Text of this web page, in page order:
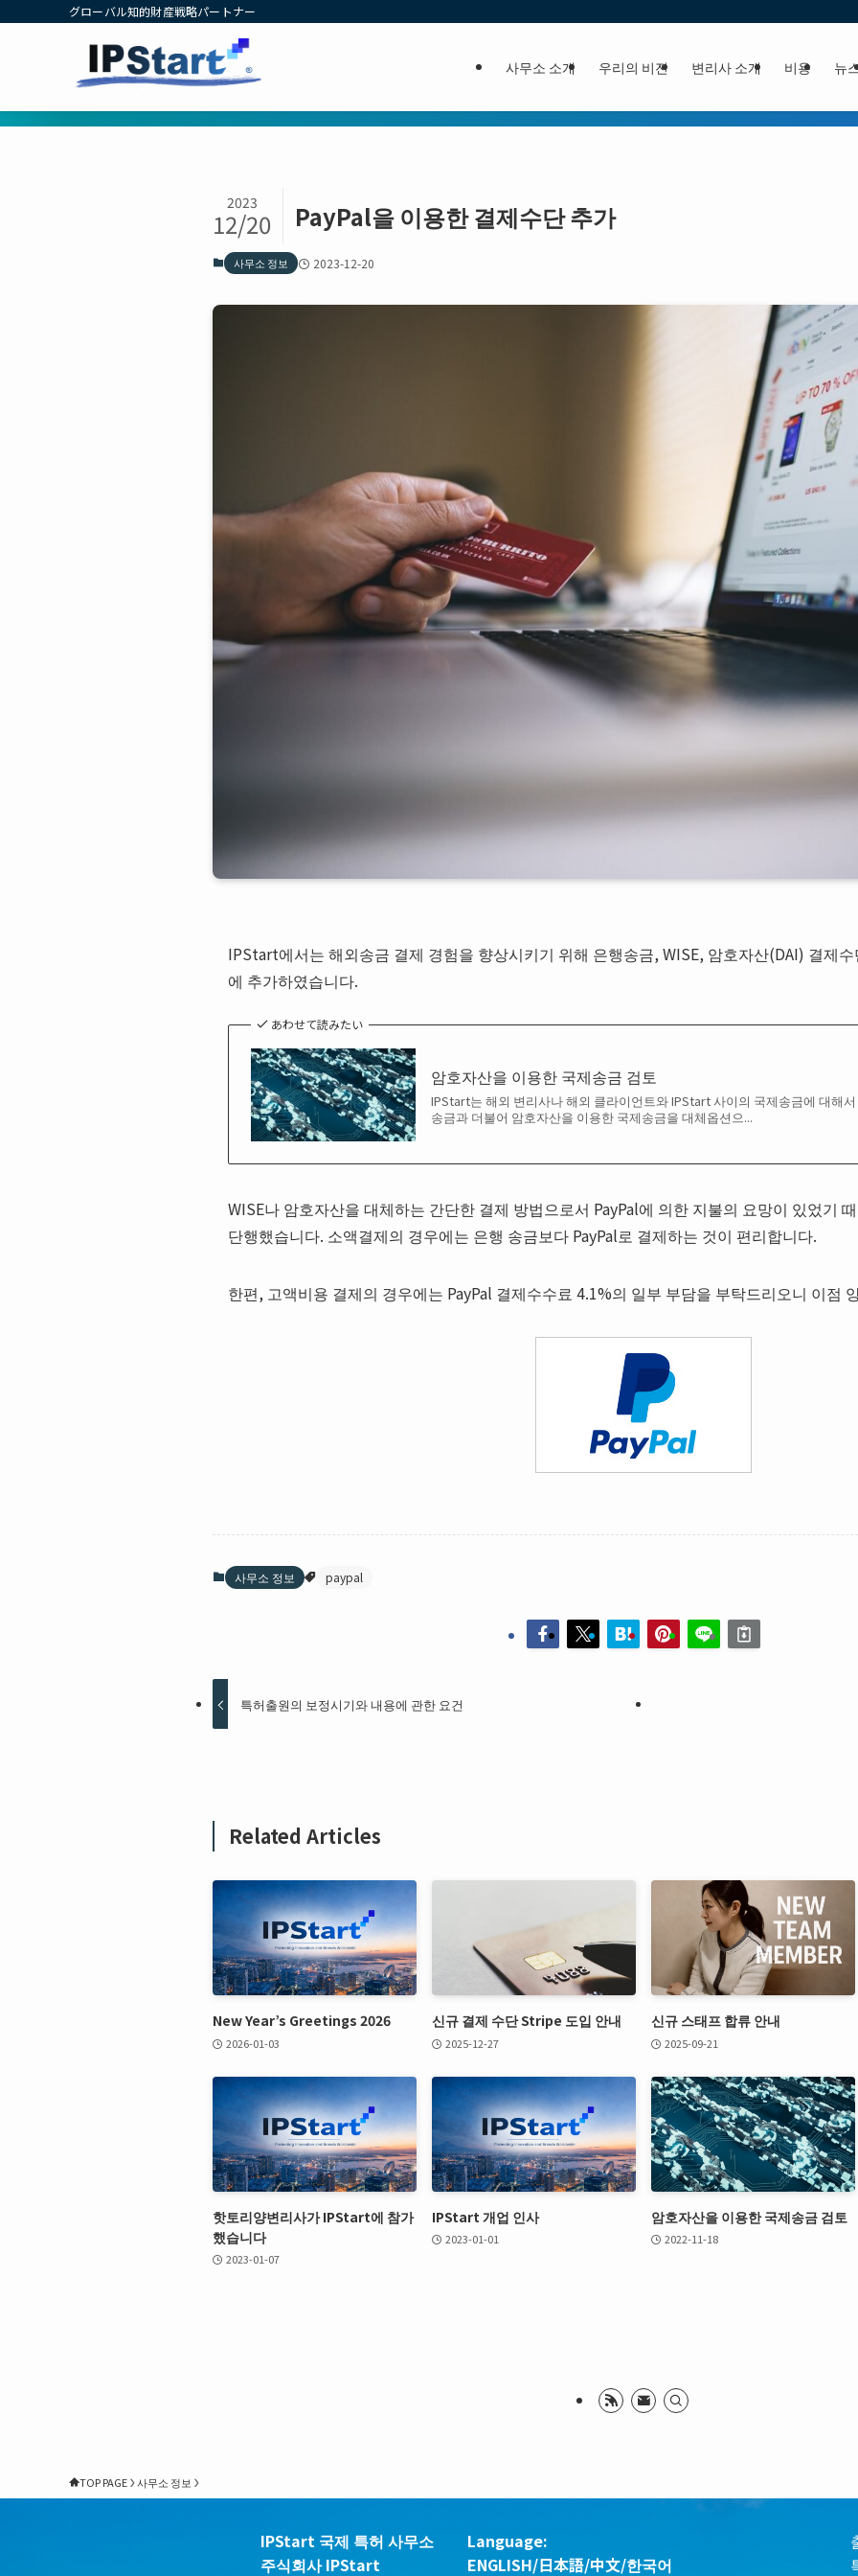
グローバル知的財産戦略パートナー
사무소 소개 우리의 비전 변리사 소개 비용 뉴
PayPal을 이용한 결제수단 추가
2023
12/20
사무소 정보 2023-12-20
IPStart에서는 해외송금 결제 경험을 향상시키기 위해 은행송금, WISE, 암호자산(DAI) 결제
에 추가하였습니다.
あわせて読みたい
암호자산을 이용한 국제송금 검토
IPStart는 해외 변리사나 해외 클라이언트와 IPStart 사이의 국제송금에 대해
송금과 더불어 암호자산을 이용한 국제송금을 대체옵션으...
WISE나 암호자산을 대체하는 간단한 결제 방법으로서 PayPal에 의한 지불의 요망이 있었기
단행했습니다. 소액결제의 경우에는 은행 송금보다 PayPal로 결제하는 것이 편리합니다.
한편, 고액비용 결제의 경우에는 PayPal 결제수수료 4.1%의 일부 부담을 부탁드리오니 이점
사무소 정보 paypal
특허출원의 보정시기와 내용에 관한 요건
Related Articles
New Year’s Greetings 2026
2026-01-03
신규 결제 수단 Stripe 도입 안내
2025-12-27
신규 스태프 합류 안내
2025-09-21
핫토리양변리사가 IPStart에 참가
했습니다
2023-01-07
IPStart 개업 인사
2023-01-01
암호자산을 이용한 국제송금 검토
2022-11-18
TOP PAGE 사무소 정보
IPStart 국제 특허 사무소
주식회사 IPStart
Language:
ENGLISH/日本語/中文/한국어